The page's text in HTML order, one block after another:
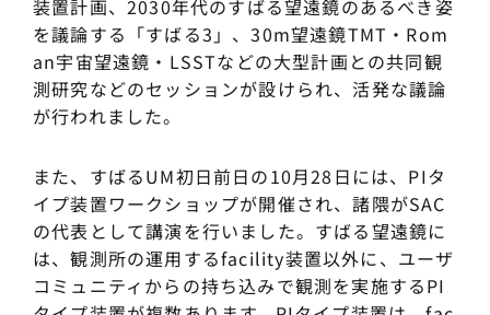
装置計画、2030年代のすばる望遠鏡のあるべき姿
を議論する「すばる3」、30m望遠鏡TMT・Rom
an宇宙望遠鏡・LSSTなどの大型計画との共同観
測研究などのセッションが設けられ、活発な議論
が行われました。
また、すばるUM初日前日の10月28日には、PIタ
イプ装置ワークショップが開催され、諸隈がSAC
の代表として講演を行いました。すばる望遠鏡に
は、観測所の運用するfacility装置以外に、ユーザ
コミュニティからの持ち込みで観測を実施するPI